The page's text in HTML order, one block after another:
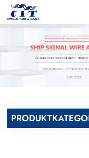
CIT SPECIAL